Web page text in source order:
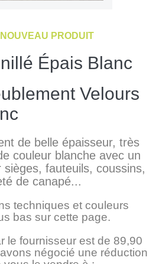
NOUVEAU PRODUIT
Épais Blanc
Velours
de belle épaisseur, très
couleur blanche avec un
sièges, fauteuils, coussins,
de canapé...
techniques et couleurs
bas sur cette page.
le fournisseur est de 89,90
négocié une réduction